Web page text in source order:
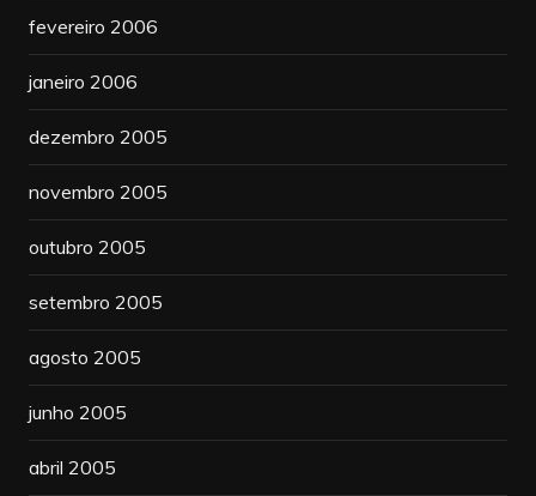
fevereiro 2006
janeiro 2006
dezembro 2005
novembro 2005
outubro 2005
setembro 2005
agosto 2005
junho 2005
abril 2005